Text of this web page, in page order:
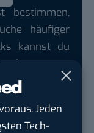
Jeden
Tech-
bestimmen,
häufiger
kannst du
Dank!